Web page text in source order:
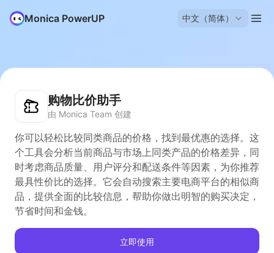
Monica PowerUP 中文（简体）
购物比价助手
由 Monica Team 创建
你可以轻松比较同类商品的价格，找到最优惠的选择。这
个工具会分析当前商品与市场上同类产品的价格差异，同
时考虑商品质量、用户评分和配送条件等因素，为你推荐
最具性价比的选择。它会自动搜索主要电商平台的相似商
品，提供全面的比较信息，帮助你做出明智的购买决定，
节省时间和金钱。
立即使用